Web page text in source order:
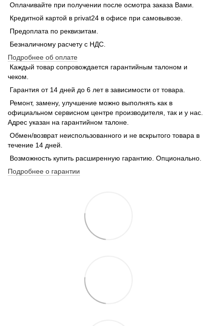
Оплачивайте при получении после осмотра заказа Вами.
Кредитной картой в privat24 в офисе при самовывозе.
Предоплата по реквизитам.
Безналичному расчету с НДС.
Подробнее об оплате
Каждый товар сопровождается гарантийным талоном и
чеком.
Гарантия от 14 дней до 6 лет в зависимости от товара.
Ремонт, замену, улучшение можно выполнять как в
официальном сервисном центре производителя, так и у нас.
Адрес указан на гарантийном талоне.
Обмен/возврат неиспользованного и не вскрытого товара в
течение 14 дней.
Возможность купить расширенную гарантию. Опционально.
Подробнее о гарантии